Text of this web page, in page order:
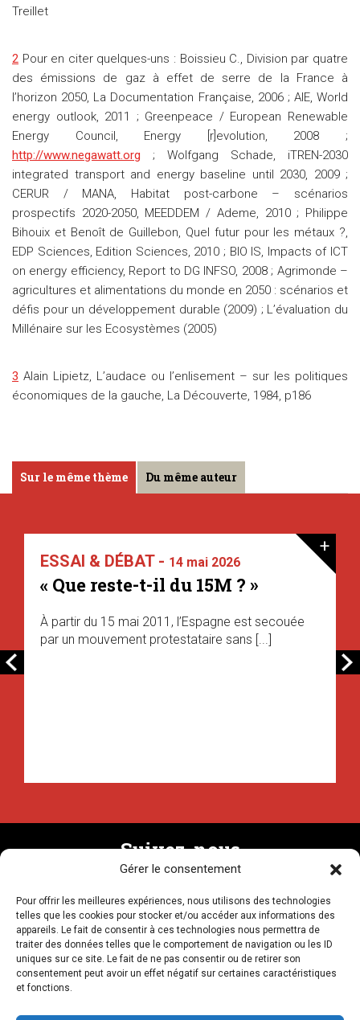
Gérer le consentement
Pour offrir les meilleures expériences, nous utilisons des technologies
telles que les cookies pour stocker et/ou accéder aux informations des
appareils. Le fait de consentir à ces technologies nous permettra de
traiter des données telles que le comportement de navigation ou les ID
uniques sur ce site. Le fait de ne pas consentir ou de retirer son
consentement peut avoir un effet négatif sur certaines caractéristiques
et fonctions.
Treillet
2 Pour en citer quelques-uns : Boissieu C., Division par quatre
des émissions de gaz à effet de serre de la France à
l’horizon 2050, La Documentation Française, 2006 ; AIE, World
energy outlook, 2011 ; Greenpeace / European Renewable
Energy Council, Energy [r]evolution, 2008 ;
http://www.negawatt.org ; Wolfgang Schade, iTREN-2030
integrated transport and energy baseline until 2030, 2009 ;
CERUR / MANA, Habitat post-carbone – scénarios
prospectifs 2020-2050, MEEDDEM / Ademe, 2010 ; Philippe
Bihouix et Benoît de Guillebon, Quel futur pour les métaux ?,
EDP Sciences, Edition Sciences, 2010 ; BIO IS, Impacts of ICT
on energy efficiency, Report to DG INFSO, 2008 ; Agrimonde –
agricultures et alimentations du monde en 2050 : scénarios et
défis pour un développement durable (2009) ; L’évaluation du
Millénaire sur les Ecosystèmes (2005)
3 Alain Lipietz, L’audace ou l’enlisement – sur les politiques
économiques de la gauche, La Découverte, 1984, p186
Sur le même thème Du même auteur
ESSAI & DÉBAT - 14 mai 2026
« Que reste-t-il du 15M ? »
À partir du 15 mai 2011, l’Espagne est secouée
par un mouvement protestataire sans [...]
+
Suivez-nous
Recevez la newsletter